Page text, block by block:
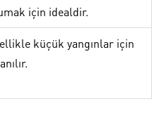
için idealdir.
küçük yangınlar için